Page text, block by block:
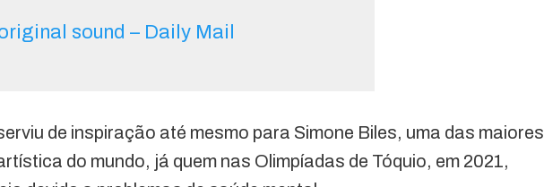
sound – Daily Mail
de inspiração até mesmo para Simone Biles, uma das maiores
do mundo, já quem nas Olimpíadas de Tóquio, em 2021,